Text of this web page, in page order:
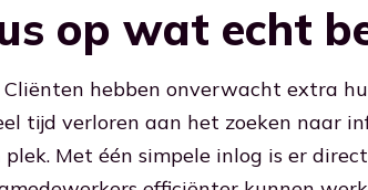
op wat echt
hebben onverwacht extra
tijd verloren aan het zoeken naar
Met één simpele inlog is er